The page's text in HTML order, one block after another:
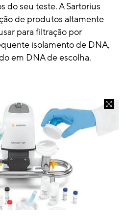
do seu teste. A Sartorius
de produtos altamente
para filtração por
isolamento de DNA,
em DNA de escolha.